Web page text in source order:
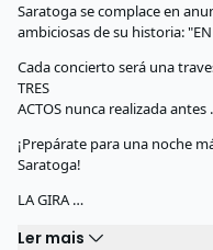
Saratoga se complace en
ambiciosas de su historia: "EN
Cada concierto será una
TRES
ACTOS nunca realizada antes .
¡Prepárate para una noche
Saratoga!
LA GIRA …
Ler mais